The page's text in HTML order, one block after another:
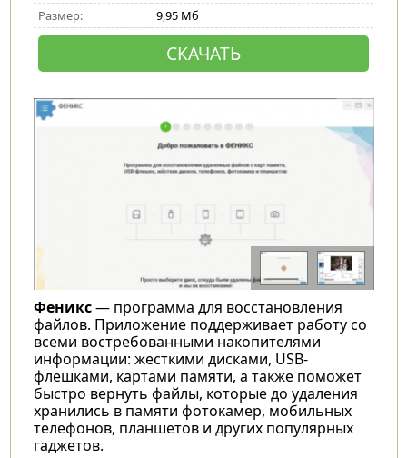
Размер: 9,95 Мб
СКАЧАТЬ
Феникс— программа для восстановления
файлов. Приложение поддерживает работу со
всеми востребованными накопителями
информации: жесткими дисками, USB-
флешками, картами памяти, а также поможет
быстро вернуть файлы, которые до удаления
хранились в памяти фотокамер, мобильных
телефонов, планшетов и других популярных
гаджетов.